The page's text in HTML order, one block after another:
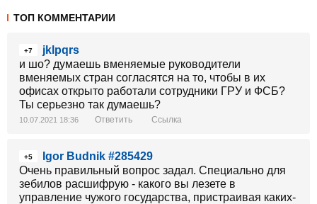
ТОП КОММЕНТАРИИ
+7
jklpqrs
и шо? думаешь вменяемые руководители
вменяемых стран согласятся на то, чтобы в их
офисах открыто работали сотрудники ГРУ и ФСБ?
Ты серьезно так думаешь?
10.07.2021 18:36 Ответить Ссылка
+5
Igor Budnik #285429
Очень правильный вопрос задал. Специально для
зебилов расшифрую - какого вы лезете в
управление чужого государства, пристраивая каких-